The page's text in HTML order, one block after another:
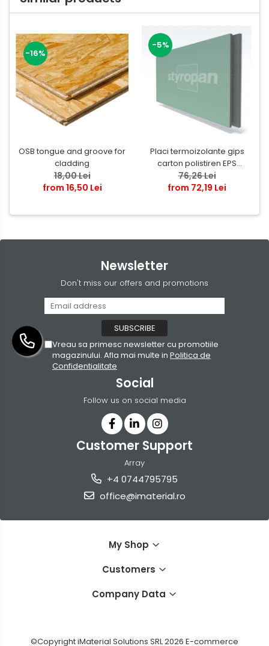
-16%
OSB tongue and groove for
cladding
18,00 Lei
from 16,50 Lei
-5%
Placi termoizolante gips
carton polistiren EPS
grafitat NEOPOR
76,26 Lei
from 72,19 Lei
Newsletter
Don't miss our offers and promotions
Vreau sa primesc newsletter cu promotiile
magazinului. Afla mai multe in Politica de
Confidentialitate
Social
Follow us on social media
Customer Support
Array
+4 0744795795
office@imaterial.ro
My Shop
Customers
Company Data
©Copyright iMaterial Solutions SRL 2026 E-commerce